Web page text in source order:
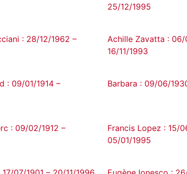
25/12/1995
: 28/12/1962 –
Achille Zavatta : 06/
16/11/1993
: 09/01/1914 –
Barbara : 09/06/
: 09/02/1912 –
Francis Lopez : 15/
05/01/1995